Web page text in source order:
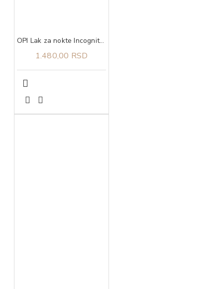
OPI Lak za nokte Incognito Mode
1.480,00 RSD